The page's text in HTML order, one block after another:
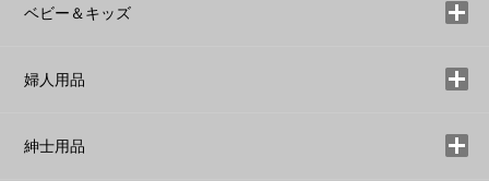
ベビー＆キッズ
婦人用品
紳士用品